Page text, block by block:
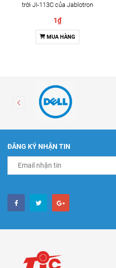
trời JI-113C của Jablotron
1₫
MUA HÀNG
ĐĂNG KÝ NHẬN TIN